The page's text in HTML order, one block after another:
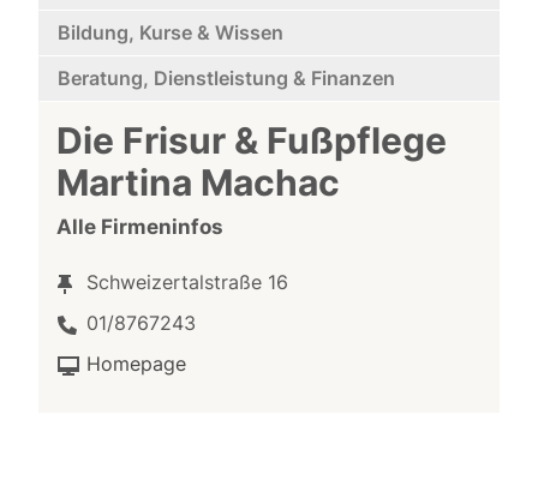
Bildung, Kurse & Wissen
Beratung, Dienstleistung & Finanzen
Die Frisur & Fußpflege
Martina Machac
Alle Firmeninfos
Schweizertalstraße 16
01/8767243
Homepage